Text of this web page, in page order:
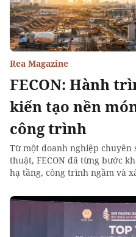
FECON: Hành
kiến tạo nền
công trình
Rea Magazine
Từ một doanh nghiệp chuyên
thuật, FECON đã từng bước
hạ tầng, công trình ngầm và